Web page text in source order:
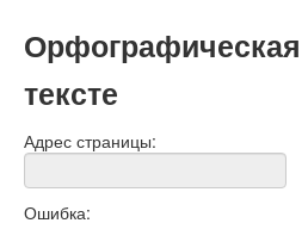
тексте
Адрес страницы:
Ошибка: